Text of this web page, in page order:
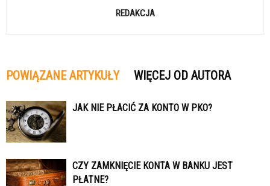
REDAKCJA
POWIĄZANE ARTYKUŁY WIĘCEJ OD AUTORA
JAK NIE PŁACIĆ ZA KONTO W PKO?
CZY ZAMKNIĘCIE KONTA W BANKU JEST
PŁATNE?